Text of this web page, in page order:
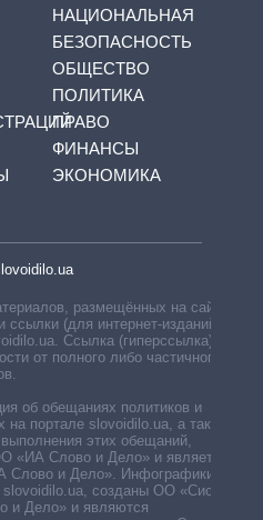
НАЦИОНАЛЬНАЯ
БЕЗОПАСНОСТЬ
ОБЩЕСТВО
ПОЛИТИКА
ПРАВО
ФИНАНСЫ
ЭКОНОМИКА
размещённых на сайте,
ссылки (для интернет-изданий —
Ссылка (гиперссылка)
от полного либо частичного
об обещаниях политиков и
портале slovoidilo.ua, а также
этих обещаний,
«ИА Слово и Дело» и является
и Дело». Инфографики,
созданы ОО «Система
и Дело» и являются